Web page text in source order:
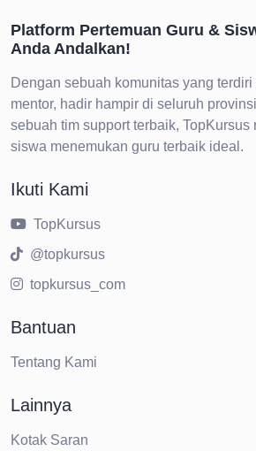
Platform Pertemuan Guru &
Anda Andalkan!
Dengan sebuah komunitas yang
mentor, hadir hampir di seluruh
sebuah tim support terbaik, TopKursus
siswa menemukan guru terbaik ideal.
Ikuti Kami
TopKursus
@topkursus
topkursus_com
Bantuan
Tentang Kami
Lainnya
Kotak Saran